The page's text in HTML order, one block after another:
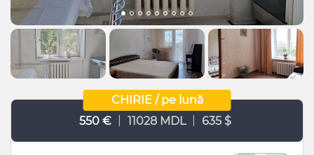
CHIRIE / pe lună
550 €
11028 MDL 635 $